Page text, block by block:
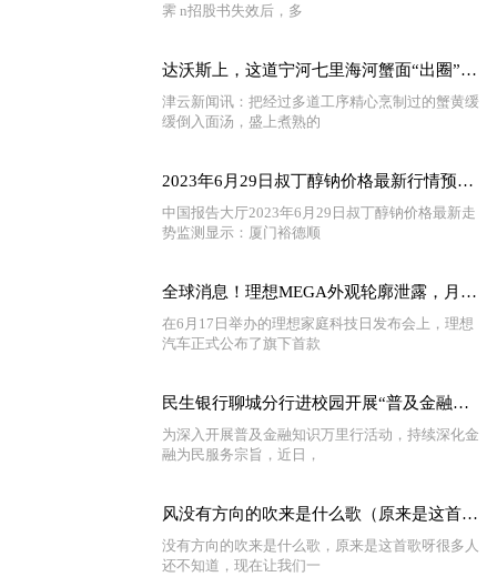
霁 n招股书失效后，多
达沃斯上，这道宁河七里海河蟹面“出圈”了|每日热门
津云新闻讯：把经过多道工序精心烹制过的蟹黄缓
缓倒入面汤，盛上煮熟的
2023年6月29日叔丁醇钠价格最新行情预测_环球要闻
中国报告大厅2023年6月29日叔丁醇钠价格最新走
势监测显示：厦门裕德顺
全球消息！理想MEGA外观轮廓泄露，月销3万辆目标即将达成
在6月17日举办的理想家庭科技日发布会上，理想
汽车正式公布了旗下首款
民生银行聊城分行进校园开展“普及金融知识万里行”宣教活动
为深入开展普及金融知识万里行活动，持续深化金
融为民服务宗旨，近日，
风没有方向的吹来是什么歌（原来是这首歌呀）
没有方向的吹来是什么歌，原来是这首歌呀很多人
还不知道，现在让我们一